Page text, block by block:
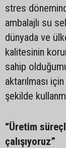
stres
ambalajlı su
dünyada ve
kalitesinin
sahip
aktarılması
şekilde
“Üretim
çalışıyoruz”